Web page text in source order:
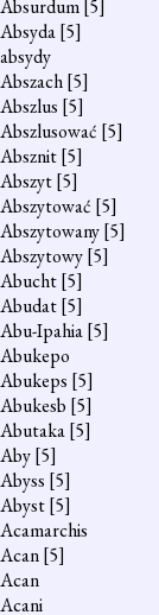
Absurdum[5]
Absyda[5]
absydy
Abszach[5]
Abszlus [5]
Abszlusować [5]
Absznit[5]
Abszyt[5]
Abszytować [5]
Abszytowany[5]
Abszytowy[5]
Abucht[5]
Abudat[5]
Abu-Ipahia[5]
Abukepo
Abukeps [5]
Abukesb [5]
Abutaka[5]
Aby[5]
Abyss [5]
Abyst[5]
Acamarchis
Acan[5]
Acan
Acani